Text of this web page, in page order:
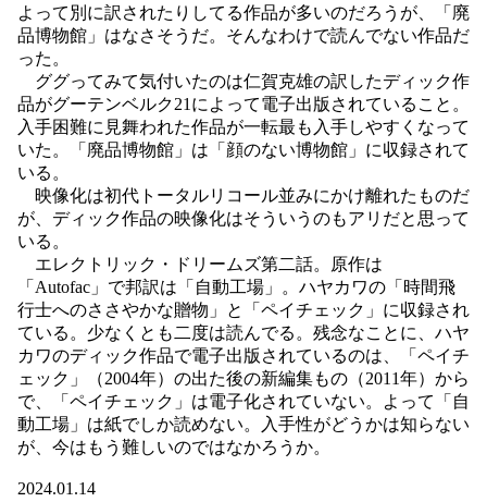
よって別に訳されたりしてる作品が多いのだろうが、「廃
品博物館」はなさそうだ。そんなわけで読んでない作品だ
った。
ググってみて気付いたのは仁賀克雄の訳したディック作
品がグーテンベルク21によって電子出版されていること。
入手困難に見舞われた作品が一転最も入手しやすくなって
いた。「廃品博物館」は「顔のない博物館」に収録されて
いる。
映像化は初代トータルリコール並みにかけ離れたものだ
が、ディック作品の映像化はそういうのもアリだと思って
いる。
エレクトリック・ドリームズ第二話。原作は
「Autofac」で邦訳は「自動工場」。ハヤカワの「時間飛
行士へのささやかな贈物」と「ペイチェック」に収録され
ている。少なくとも二度は読んでる。残念なことに、ハヤ
カワのディック作品で電子出版されているのは、「ペイチ
ェック」（2004年）の出た後の新編集もの（2011年）から
で、「ペイチェック」は電子化されていない。よって「自
動工場」は紙でしか読めない。入手性がどうかは知らない
が、今はもう難しいのではなかろうか。
2024.01.14